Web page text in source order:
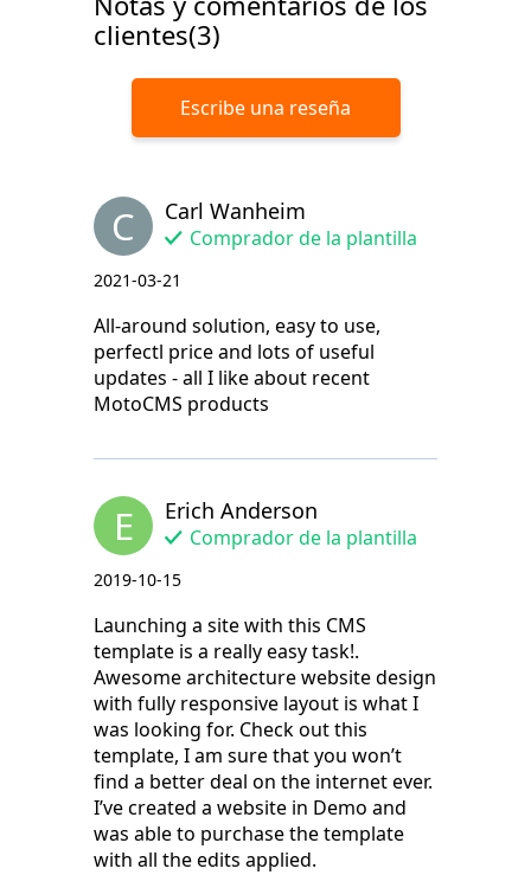
clientes(3)
Escribe una reseña
C Carl Wanheim
Comprador de la plantilla
2021-03-21
All-around solution, easy to use,
perfectl price and lots of useful
updates - all I like about recent
MotoCMS products
E Erich Anderson
Comprador de la plantilla
2019-10-15
Launching a site with this CMS
template is a really easy task!.
Awesome architecture website design
with fully responsive layout is what I
was looking for. Check out this
template, I am sure that you won’t
find a better deal on the internet ever.
I’ve created a website in Demo and
was able to purchase the template
with all the edits applied.